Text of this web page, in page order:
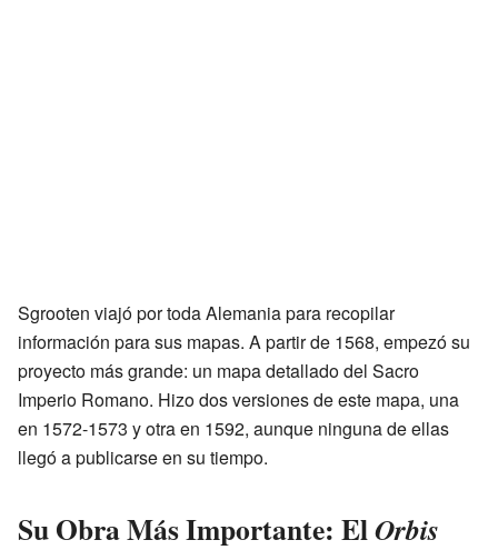
Sgrooten viajó por toda Alemania para recopilar
información para sus mapas. A partir de 1568, empezó su
proyecto más grande: un mapa detallado del Sacro
Imperio Romano. Hizo dos versiones de este mapa, una
en 1572-1573 y otra en 1592, aunque ninguna de ellas
llegó a publicarse en su tiempo.
Su Obra Más Importante: ElOrbis